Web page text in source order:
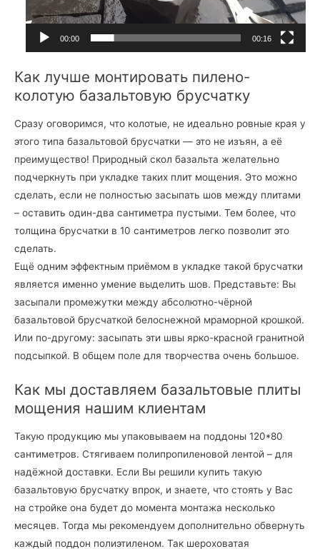
е
00:00 00:16
Как лучше монтировать пилено-
колотую базальтовую брусчатку
Сразу оговоримся, что колотые, не идеально ровные края у
этого типа базальтовой брусчатки — это не изъян, а её
преимущество! Природный скол базальта желательно
подчеркнуть при укладке таких плит мощения. Это можно
сделать, если не полностью засыпать шов между плитами
– оставить один-два сантиметра пустыми. Тем более, что
толщина брусчатки в 10 сантиметров легко позволит это
сделать.
Ещё одним эффектным приёмом в укладке такой брусчатки
является именно умение выделить шов. Представьте: Вы
засыпали промежутки между абсолютно-чёрной
базальтовой брусчаткой белоснежной мраморной крошкой.
Или по-другому: засыпать эти швы ярко-красной гранитной
подсыпкой. В общем поле для творчества очень большое.
Как мы доставляем базальтовые плиты
мощения нашим клиентам
Такую продукцию мы упаковываем на поддоны 120*80
сантиметров. Стягиваем полипропиленовой лентой – для
надёжной доставки. Если Вы решили купить такую
базальтовую брусчатку впрок, и знаете, что стоять у Вас
на стройке она будет до момента монтажа несколько
месяцев. Тогда мы рекомендуем дополнительно обвернуть
каждый поддон полиэтиленом. Так шероховатая